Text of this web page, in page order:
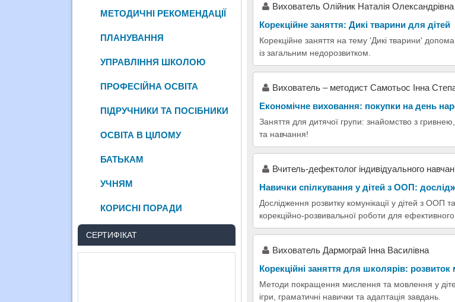
Вихователь Олійник Наталія Олександрівна
Корекційне заняття: Дикі тварини для дітей
Корекційне заняття на тему 'Дикі тварини'
із загальним недорозвитком.
Вихователь – методист Cамотьос Інна
Економічне виховання: покупки на день
Заняття для дитячої групи: знайомство з
та навчання!
Вчитель-дефектолог індивідуального
Навички спілкування у дітей з ООП:
Дослідження розвитку комунікації у дітей з
корекційно-розвивальної роботи для
Вихователь Дармограй Інна Василівна
Корекційні заняття для школярів:
Методи покращення мислення та мовлення у
ігри, граматичні навички та адаптація завдань.
МЕТОДИЧНІ РЕКОМЕНДАЦІЇ
ПЛАНУВАННЯ
УПРАВЛІННЯ ШКОЛОЮ
ПРОФЕСІЙНА ОСВІТА
ПІДРУЧНИКИ ТА ПОСІБНИКИ
ОСВІТА В ЦІЛОМУ
БАТЬКАМ
УЧНЯМ
КОРИСНІ ПОРАДИ
СЕРТИФІКАТ